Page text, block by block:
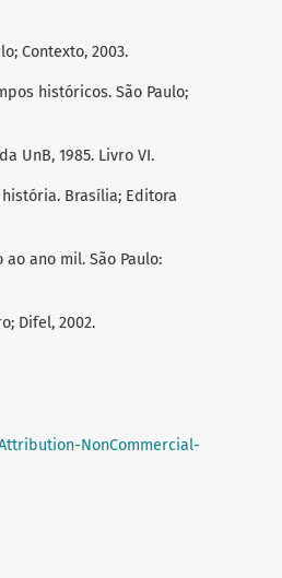
Contexto, 2003.
históricos. São Paulo;
UnB, 1985. Livro VI.
história. Brasília; Editora
ao ano mil. São Paulo:
Difel, 2002.
NonCommercial-